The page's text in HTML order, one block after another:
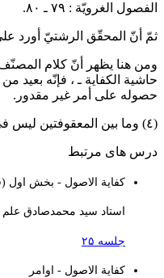
الفصول الغرويّة : ٧٩ ـ ٨٠.
ثمّ أنّ المحقّق الرشتيّ أورد
حاشية الكفاية ـ ، فإنّه
حصوله على أمر غير مقدور.
(٤) وما بين المعقوفتين ليس في النسخ.
درس های مرتبط
کفایة الاصول - بخش اول
استاد سید محمدصادق علم
جلسه ۲۵
کفایة الاصول - اوامر